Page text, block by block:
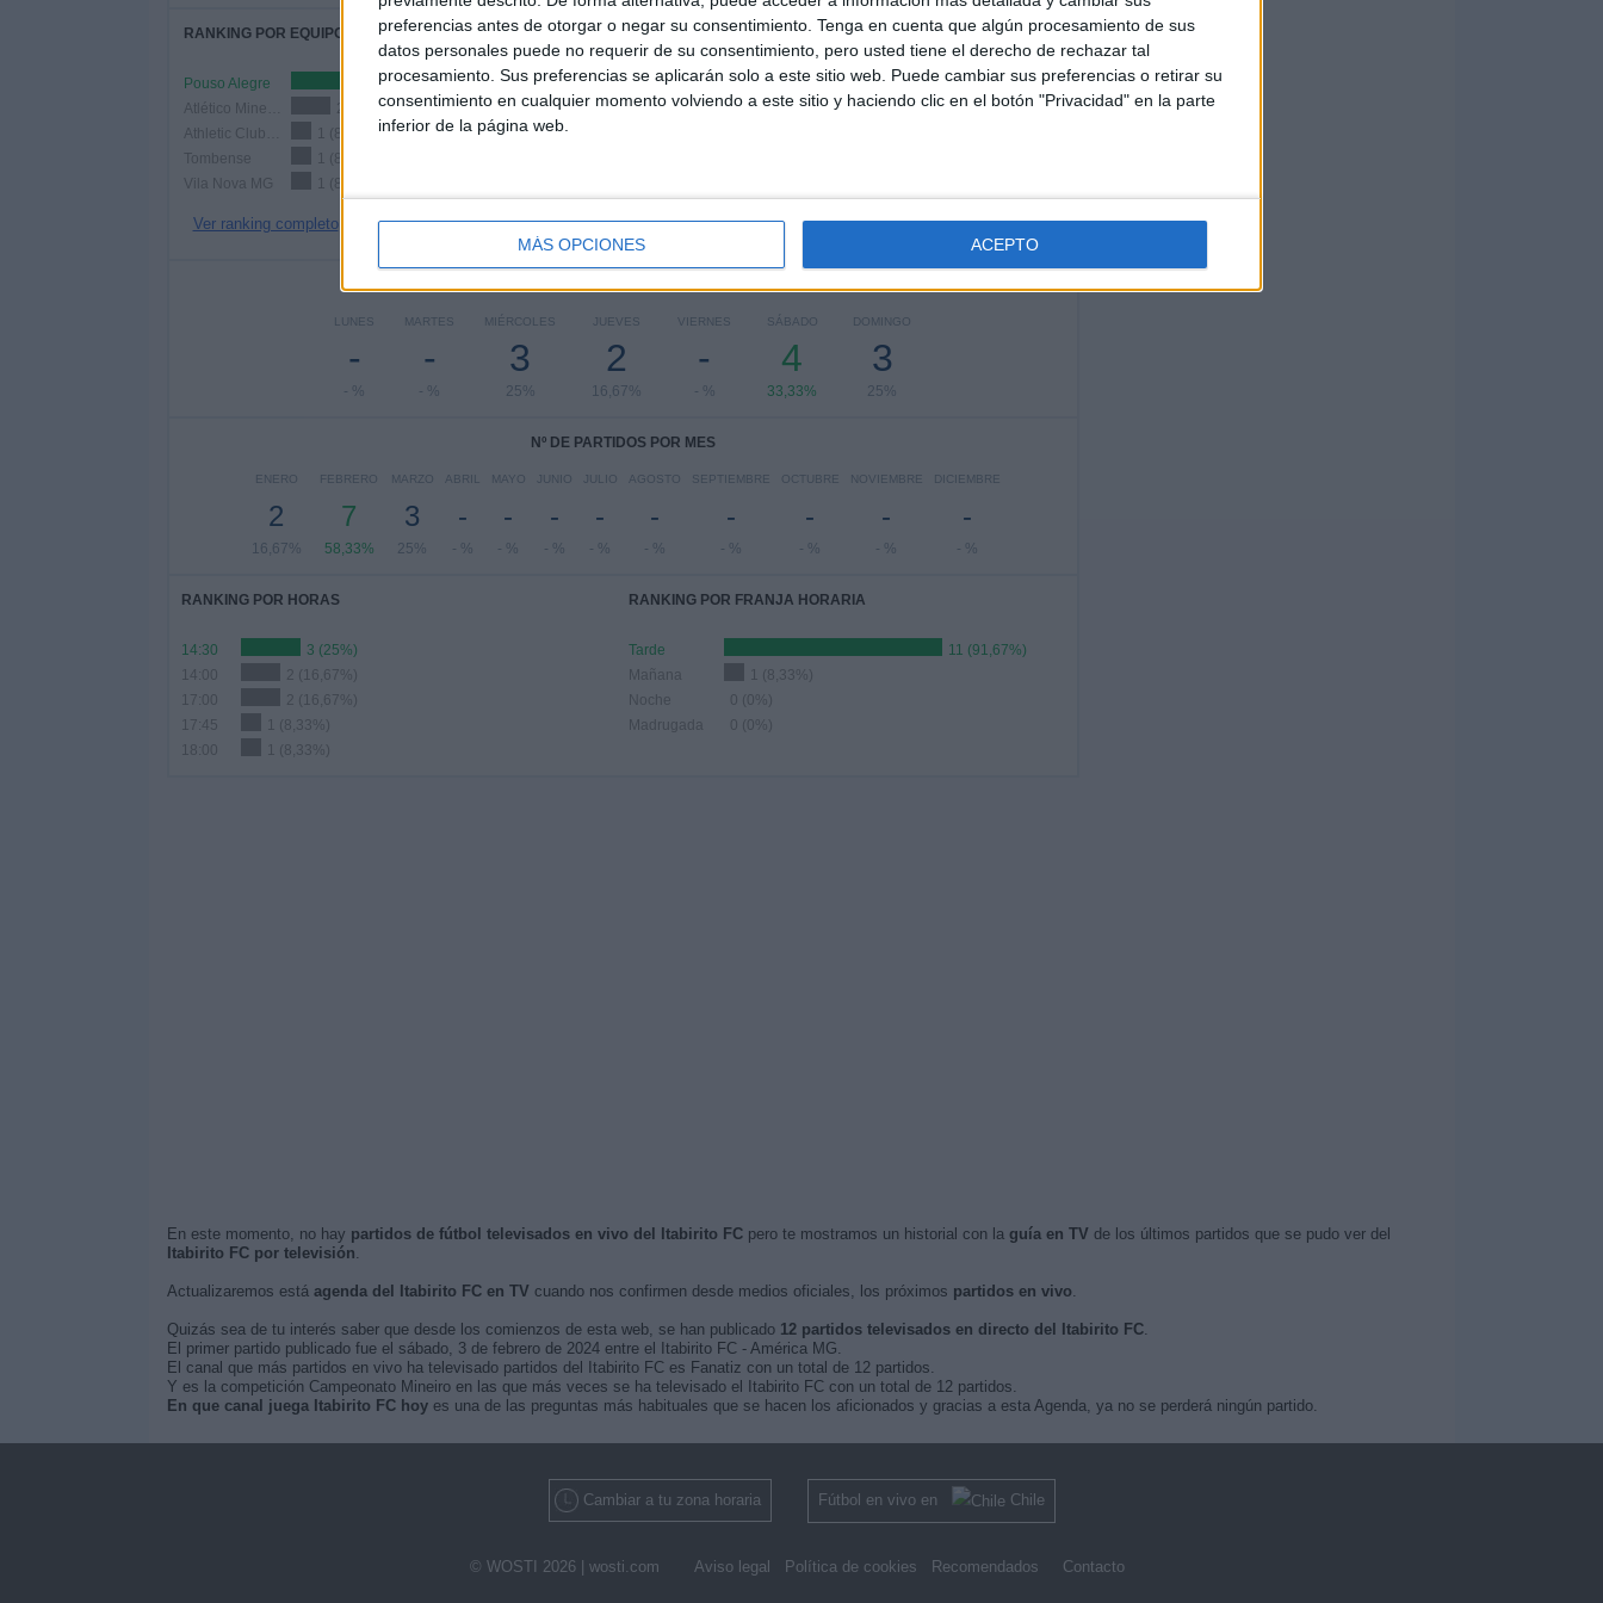
preferencias antes de otorgar o negar su consentimiento. Tenga en cuenta que algún procesamiento de sus
datos personales puede no requerir de su consentimiento, pero usted tiene el derecho de rechazar tal
procesamiento. Sus preferencias se aplicarán solo a este sitio web. Puede cambiar sus preferencias o retirar su
consentimiento en cualquier momento volviendo a este sitio y haciendo clic en el botón "Privacidad" en la parte
inferior de la página web.
MÁS OPCIONES ACEPTO
RANKING POR EQUIPOS
Pouso Alegre
3 (25%)
2 (16,67%)
1 (8,33%)
Tombense
1 (8,33%)
Vila Nova MG
1 (8,33%)
Ver ranking completo
RANKING POR COMPETICIONES
Campeonato Mineiro 12 (100%)
Nº DE PARTIDOS POR DÍA DE LA SEMANA
LUNES
-
- %
MARTES
-
- %
MIÉRCOLES
3
25%
JUEVES
2
16,67%
VIERNES
-
- %
SÁBADO
4
33,33%
DOMINGO
3
25%
Nº DE PARTIDOS POR MES
ENERO
2
16,67%
FEBRERO
7
58,33%
MARZO
3
25%
ABRIL
-
- %
MAYO
-
- %
JUNIO
-
- %
JULIO
-
- %
AGOSTO
-
- %
SEPTIEMBRE
-
- %
OCTUBRE
-
- %
NOVIEMBRE
-
- %
DICIEMBRE
-
- %
RANKING POR HORAS
14:30
3 (25%)
2 (16,67%)
17:00
2 (16,67%)
17:45
1 (8,33%)
18:00
1 (8,33%)
RANKING POR FRANJA HORARIA
Tarde
11 (91,67%)
Mañana
1 (8,33%)
Noche
0 (0%)
Madrugada
0 (0%)
En este momento, no hay partidos de fútbol televisados en vivo del Itabirito FCpero te mostramos un historial con la guía en TV de los últimos partidos que se pudo ver del
Itabirito FC por televisión.
Actualizaremos está agenda del Itabirito FC en TV cuando nos confirmen desde medios oficiales, los próximos partidos en vivo.
Quizás sea de tu interés saber que desde los comienzos de esta web, se han publicado 12 partidos televisados en directo del Itabirito FC.
El primer partido publicado fue el sábado, 3 de febrero de 2024 entre el Itabirito FC - América MG.
El canal que más partidos en vivo ha televisado partidos del Itabirito FC es Fanatiz con un total de 12 partidos.
Y es la competición Campeonato Mineiro en las que más veces se ha televisado el Itabirito FC con un total de 12 partidos.
En que canal juega Itabirito FC hoyes una de las preguntas más habituales que se hacen los aficionados y gracias a esta Agenda, ya no se perderá ningún partido.
Cambiar a tu zona horaria Fútbol en vivo en Chile
© WOSTI 2026 | wosti.com Aviso legal Política de cookies Recomendados Contacto